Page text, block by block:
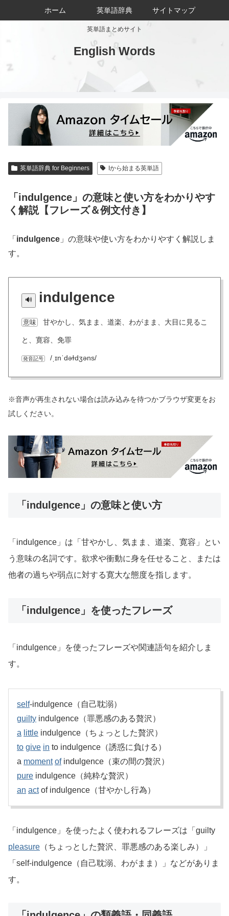
英単語まとめサイト
English Words
ホーム 英単語辞典 サイトマップ
英単語辞典 for Beginners Iから始まる英単語
「indulgence」の意味と使い方をわかりやす
く解説【フレーズ＆例文付き】
「 indulgence 」の意味や使い方をわかりやすく解説しま
す。
indulgence
意味 甘やかし、気まま、道楽、わがまま、大目に見るこ
と、寛容、免罪
発音記号 /ˌɪnˈdəɫdʒəns/
※音声が再生されない場合は読み込みを待つかブラウザ変更をお
試しください。
「indulgence」の意味と使い方
「indulgence」は「甘やかし、気まま、道楽、寛容」とい
う意味の名詞です。欲求や衝動に身を任せること、または
他者の過ちや弱点に対する寛大な態度を指します。
「indulgence」を使ったフレーズ
「indulgence」を使ったフレーズや関連語句を紹介しま
す。
self-indulgence（自己耽溺）
guilty indulgence（罪悪感のある贅沢）
a little indulgence（ちょっとした贅沢）
to give in to indulgence（誘惑に負ける）
a moment ofindulgence（束の間の贅沢）
pure indulgence（純粋な贅沢）
an actof indulgence（甘やかし行為）
「indulgence」を使ったよく使われるフレーズは「guilty
pleasure （ちょっとした贅沢、罪悪感のある楽しみ）」
「self-indulgence（自己耽溺、わがまま）」などがありま
す。